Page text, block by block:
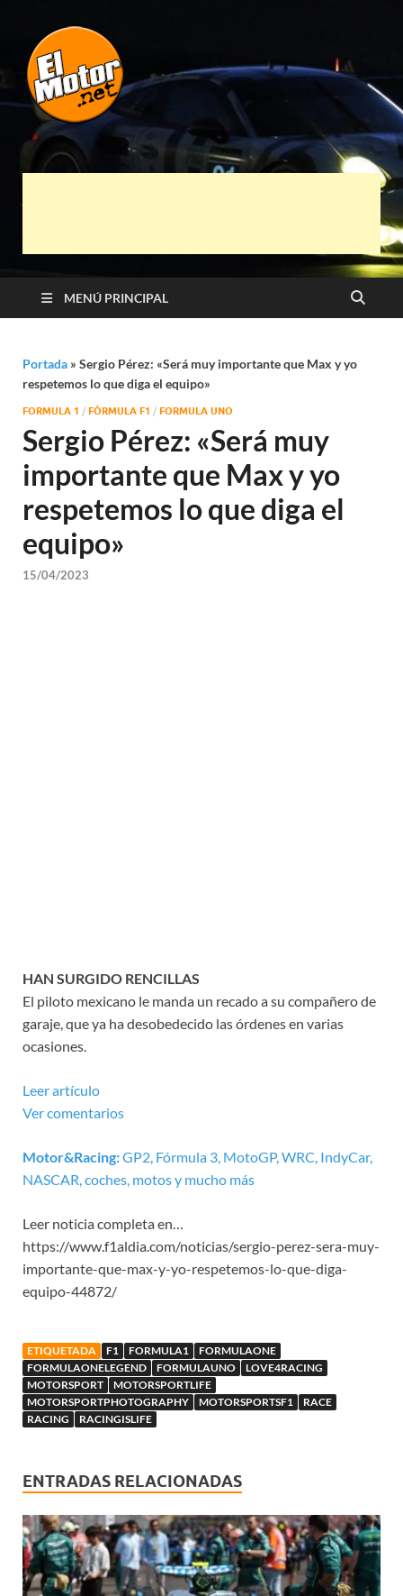
El Motor punto
Net
Automóviles
MENÚ PRINCIPAL
Portada » Sergio Pérez: «Será muy importante que Max y yo
respetemos lo que diga el equipo»
FORMULA 1 / FÓRMULA F1 / FORMULA UNO
Sergio Pérez: «Será muy
importante que Max y yo
respetemos lo que diga el
equipo»
15/04/2023
HAN SURGIDO RENCILLAS
El piloto mexicano le manda un recado a su compañero de
garaje, que ya ha desobedecido las órdenes en varias
ocasiones.
Leer artículo
Ver comentarios
Motor&Racing:GP2, Fórmula 3, MotoGP, WRC, IndyCar,
NASCAR, coches, motos y mucho más
Leer noticia completa en…
https://www.f1aldia.com/noticias/sergio-perez-sera-muy-
importante-que-max-y-yo-respetemos-lo-que-diga-
equipo-44872/
ETIQUETADA F1 FORMULA1
FORMULAONE
FORMULAONELEGEND
FORMULAUNO
LOVE4RACING
MOTORSPORT
MOTORSPORTLIFE
MOTORSPORTPHOTOGRAPHY
MOTORSPORTSF1
RACE
RACING
RACINGISLIFE
ENTRADAS RELACIONADAS